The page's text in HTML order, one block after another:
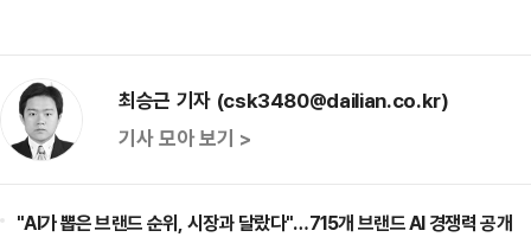
최승근 기자 (csk3480@dailian.co.kr)
기사 모아 보기 >
"AI가 뽑은 브랜드 순위, 시장과 달랐다"…715개 브랜드 AI 경쟁력 공개